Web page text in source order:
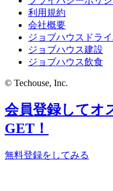
利用規約
会社概要
ジョブハウスドラ
ジョブハウス建設
ジョブハウス飲食
© Techouse, Inc.
会員登録してオ
GET！
無料登録をしてみる